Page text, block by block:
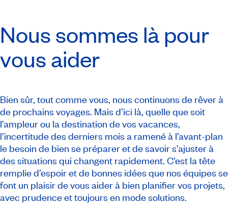
Nous sommes là pour
vous aider
Bien sûr, tout comme vous, nous continuons de rêver à
de prochains voyages. Mais d’ici là, quelle que soit
l’ampleur ou la destination de vos vacances,
l’incertitude des derniers mois a ramené à l’avant-plan
le besoin de bien se préparer et de savoir s’ajuster à
des situations qui changent rapidement. C’est la tête
remplie d’espoir et de bonnes idées que nos équipes se
font un plaisir de vous aider à bien planifier vos projets,
avec prudence et toujours en mode solutions.